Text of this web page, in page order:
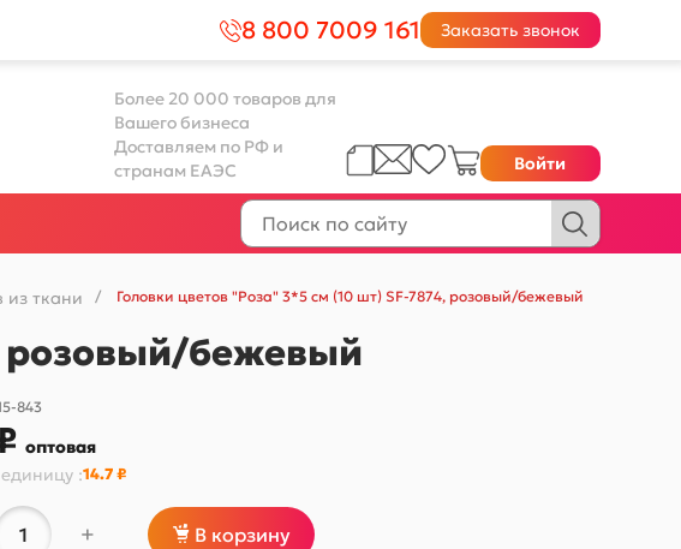
8 800 7009 161 Заказать звонок
Более 20 000 товаров для
Вашего бизнеса
Доставляем по РФ и
странам ЕАЭС
Войти
из ткани / Головки цветов "Роза" 3*5 см (10 шт) SF-7874, розовый/бежевый
розовый/бежевый
843
оптовая
единицу :14.7 ₽
+ В корзину